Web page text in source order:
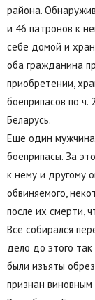
района.
и 46 патронов к
себе домой и
оба гражданина
приобретении,
боеприпасов по ч.
Беларусь.
Еще один
боеприпасы. За
к нему и другому
обвиняемого,
после их смерти,
Все собирался
дело до этого
были изъяты
признан виновным